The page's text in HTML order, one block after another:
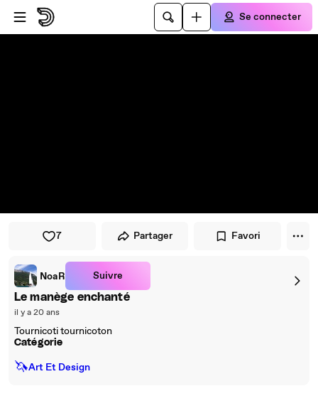
Passer au player
Passer au contenu principal
Se connecter
7 Partager Favori
NoaR Suivre
Le manège enchanté
il y a 20 ans
Tournicoti tournicoton
Catégorie
🦄Art Et Design